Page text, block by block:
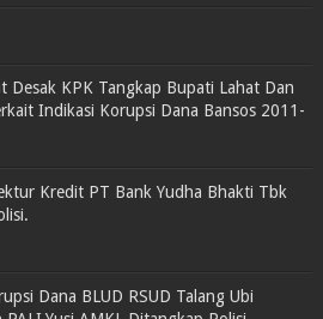
Desak KPK Tangkap Bupati Lahat Dan
Indikasi Korupsi Dana Bansos 2011-
Kredit PT Bank Yudha Bhakti Tbk
Dana BLUD RSUD Talang Ubi